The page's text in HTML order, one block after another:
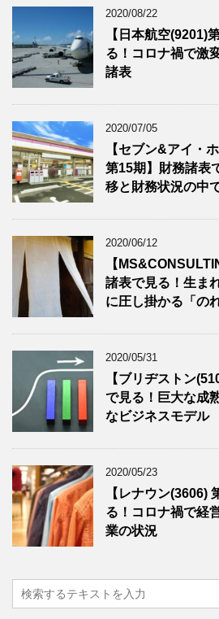
2020/08/22
【日本航空(9201)
る！コロナ禍で激
諸表
2020/07/05
【セブン&アイ・
第15期】財務諸表
移と財務状況の中
2020/06/12
【
諸表で見る！生ま
に圧し掛かる「の
2020/05/31
【ブリヂストン
で見る！巨大な成
なビジネスモデル
2020/05/23
【レナウン(3606)
る！コロナ禍で経
業の状況